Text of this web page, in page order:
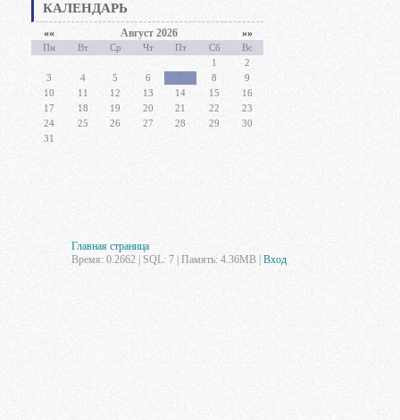
КАЛЕНДАРЬ
«« Август 2026 »»
Пн Вт Ср Чт Пт Сб
Вс
1
2
3
4 5 6 7 8
9
10
11 12 13 14 15
16
17
18 19 20 21 22
23
24
25 26 27 28 29
30
31
Главная страница
Время: 0.2662 | SQL: 7 | Память: 4.36MB Вход